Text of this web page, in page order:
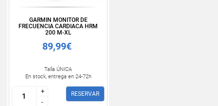
GARMIN MONITOR DE
FRECUENCIA CARDIACA HRM
200 M-XL
89,99€
Talla ÚNICA
En stock, entrega en 24-72h
+
-
+
-
RESERVAR